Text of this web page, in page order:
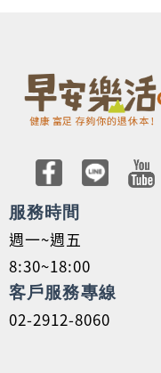
服務時間
週一~週五
8:30~18:00
客戶服務專線
02-2912-8060